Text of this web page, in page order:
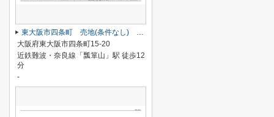
東大阪市四条町 売地(条件なし) １・２号地セット
大阪府東大阪市四条町15-20
近鉄難波・奈良線「瓢箪山」駅 徒歩12
分
-